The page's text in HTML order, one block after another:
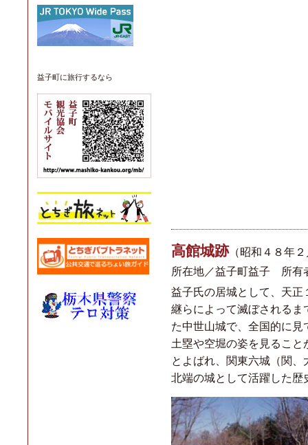
益子町 に旅行するなら
高館城跡（昭和４８年
所在地／益子町益子 所有
益子氏の居城として、天
継らによって滅ぼされる
た中世山城で、全国的に
土塁や空堀の姿を見るこ
とよばれ、関東六城（関
北端の城として活躍した歴